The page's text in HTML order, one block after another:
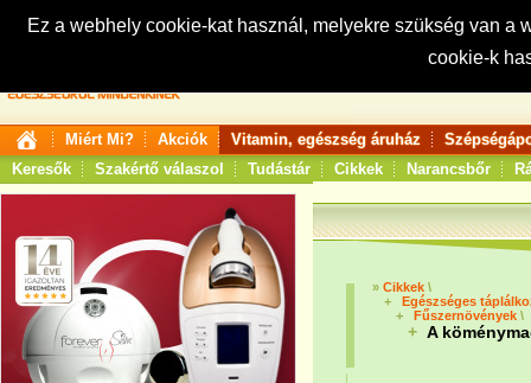
Ez a webhely cookie-kat használ, melyekre szükség van
cookie-k
Keresés:
Miért Mi? Akciók Vitamin, egészség áruház
Keresők
Szakértő válaszol Tudástár Cikkek Narancsbőr
» Cikkek \
+
Egészséges
+
Fűszernövények \
+ A